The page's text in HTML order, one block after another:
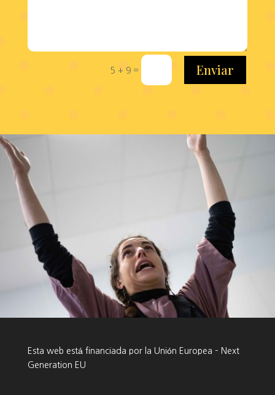
5 + 9 = Enviar
Esta web está financiada por la Unión Europea – Next
Generation EU